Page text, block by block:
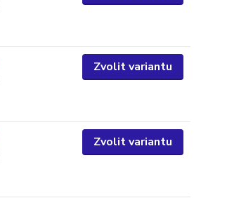
Zvolit variantu
Zvolit variantu